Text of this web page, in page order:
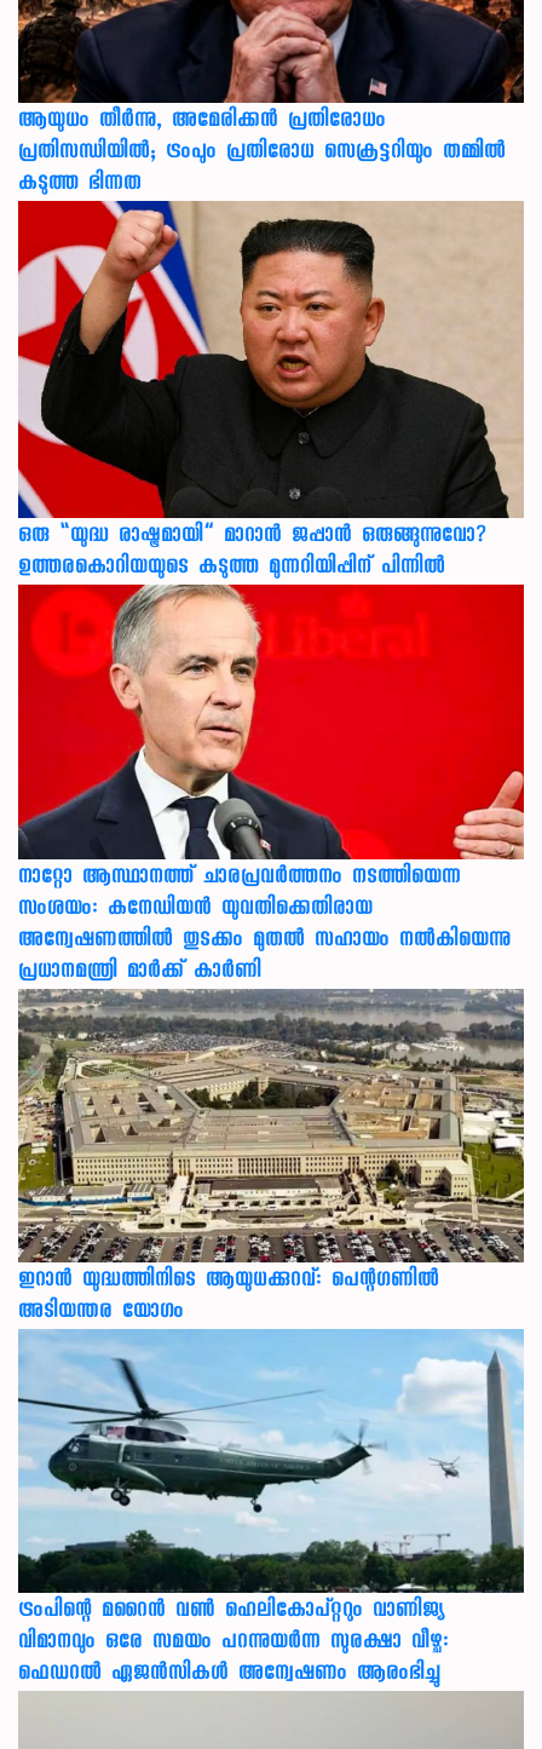
ആയുധം തീർന്നു, അമേരിക്കൻ പ്രതിരോധം
പ്രതിസന്ധിയിൽ; ട്രംപും പ്രതിരോധ സെക്രട്ടറിയും തമ്മിൽ
കടുത്ത ഭിന്നത
ഒരു “യുദ്ധ രാഷ്ട്രമായി” മാറാൻ ജപ്പാൻ ഒരുങ്ങുന്നുവോ?
ഉത്തരകൊറിയയുടെ കടുത്ത മുന്നറിയിപ്പിന് പിന്നിൽ
നാറ്റോ ആസ്ഥാനത്ത് ചാരപ്രവര്‍ത്തനം നടത്തിയെന്ന
സംശയം: കനേഡിയന്‍ യുവതിക്കെതിരായ
അന്വേഷണത്തില്‍ തുടക്കം മുതല്‍ സഹായം നല്‍കിയെന്നു
പ്രധാനമന്ത്രി മാര്‍ക്ക് കാര്‍ണി
ഇറാന്‍ യുദ്ധത്തിനിടെ ആയുധക്കുറവ്: പെന്റഗണില്‍
അടിയന്തര യോഗം
ട്രംപിന്റെ മറൈന്‍ വണ്‍ ഹെലികോപ്റ്ററും വാണിജ്യ
വിമാനവും ഒരേ സമയം പറന്നുയര്‍ന്ന സുരക്ഷാ വീഴ്ച:
ഫെഡറല്‍ ഏജന്‍സികള്‍ അന്വേഷണം ആരംഭിച്ചു